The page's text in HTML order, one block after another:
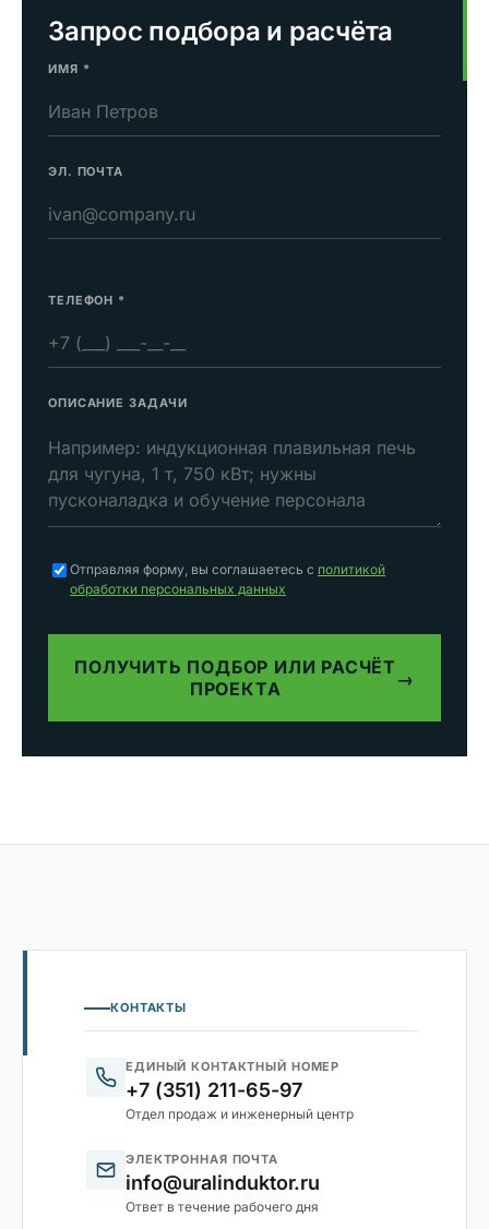
Запрос подбора и расчёта
ИМЯ *
ЭЛ. ПОЧТА
ТЕЛЕФОН *
ОПИСАНИЕ ЗАДАЧИ
Отправляя форму, вы соглашаетесь с политикой
обработки персональных данных
ПОЛУЧИТЬ ПОДБОР ИЛИ РАСЧЁТ
ПРОЕКТА
→
КОНТАКТЫ
ЕДИНЫЙ КОНТАКТНЫЙ НОМЕР
+7 (351) 211-65-97
Отдел продаж и инженерный центр
ЭЛЕКТРОННАЯ ПОЧТА
info@uralinduktor.ru
Ответ в течение рабочего дня